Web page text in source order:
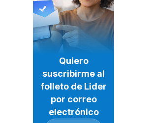
Quiero
suscribirme al
folleto de Lider
por correo
electrónico